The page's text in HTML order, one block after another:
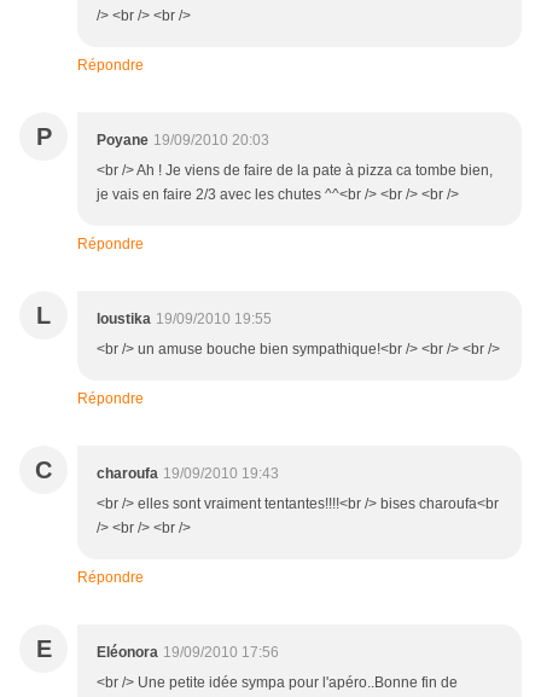
/> <br /> <br />
Répondre
P Poyane 19/09/2010 20:03
<br /> Ah ! Je viens de faire de la pate à pizza ca tombe bien,
je vais en faire 2/3 avec les chutes ^^<br /> <br /> <br />
Répondre
L loustika 19/09/2010 19:55
<br /> un amuse bouche bien sympathique!<br /> <br /> <br />
Répondre
C charoufa 19/09/2010 19:43
<br /> elles sont vraiment tentantes!!!!<br /> bises charoufa<br
/> <br /> <br />
Répondre
E Eléonora 19/09/2010 17:56
<br /> Une petite idée sympa pour l'apéro..Bonne fin de